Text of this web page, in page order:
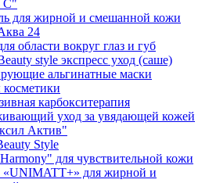
C"
для жирной и смешанной кожи
24
области вокруг глаз и губ
style экспресс уход (саше)
альгинатные маски
карбокситерапия
уход за увядающей кожей
Актив"
Style
для чувствительной кожи
для жирной и